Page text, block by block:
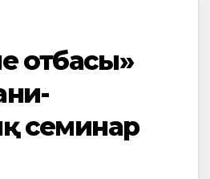
отбасы»
семинар